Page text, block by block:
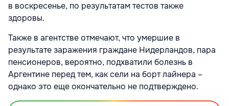
в воскресенье, по результатам тестов также
здоровы.
Также в агентстве отмечают, что умершие в
результате заражения граждане Нидерландов, пара
пенсионеров, вероятно, подхватили болезнь в
Аргентине перед тем, как сели на борт лайнера –
однако это еще окончательно не подтверждено.